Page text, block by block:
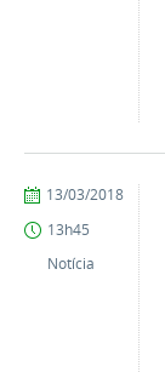
by
Paula
Batista
Published
13/03/2018
13h45
Notícia